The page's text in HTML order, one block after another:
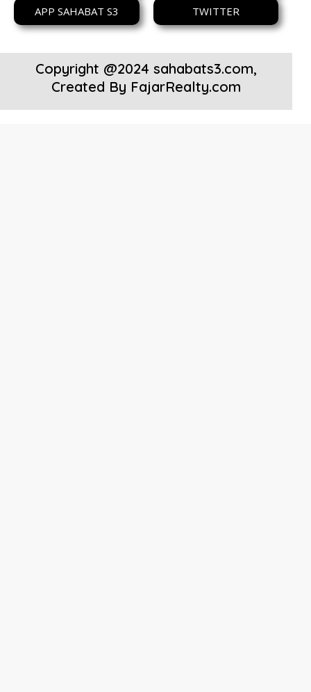
APP SAHABAT S3
TWITTER
Copyright @2024 sahabats3.com,
Created By FajarRealty.com